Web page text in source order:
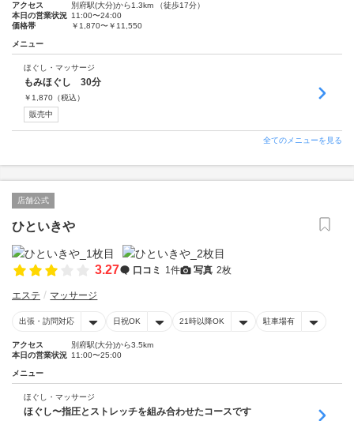
アクセス
別府駅(大分)から1.3km （徒歩17分）
本日の営業状況 11:00〜24:00
価格帯
￥1,870〜￥11,550
メニュー
ほぐし・マッサージ
もみほぐし 30分
￥ 1,870 （税込）
販売中
全てのメニューを見る
店舗公式
ひといきや
3.27 口コミ 1件 写真 2枚
エステ マッサージ
出張・訪問対応 日祝OK 21時以降OK 駐車場有
アクセス
別府駅(大分)から3.5km
本日の営業状況 11:00〜25:00
メニュー
ほぐし・マッサージ
ほぐし〜指圧とストレッチを組み合わせたコースです